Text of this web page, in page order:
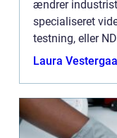
ændrer
specialiseret
testning, eller
at evaluere
Laura